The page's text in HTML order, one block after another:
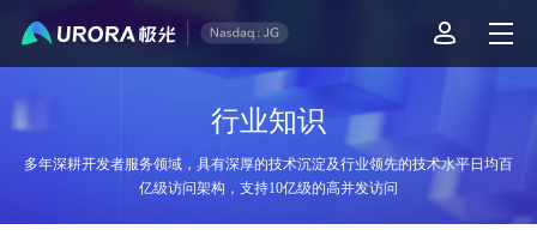
行业知识
多年深耕开发者服务领域，具有深厚的技术沉淀及行业领先的技术水平日均百
亿级访问架构，支持10亿级的高并发访问